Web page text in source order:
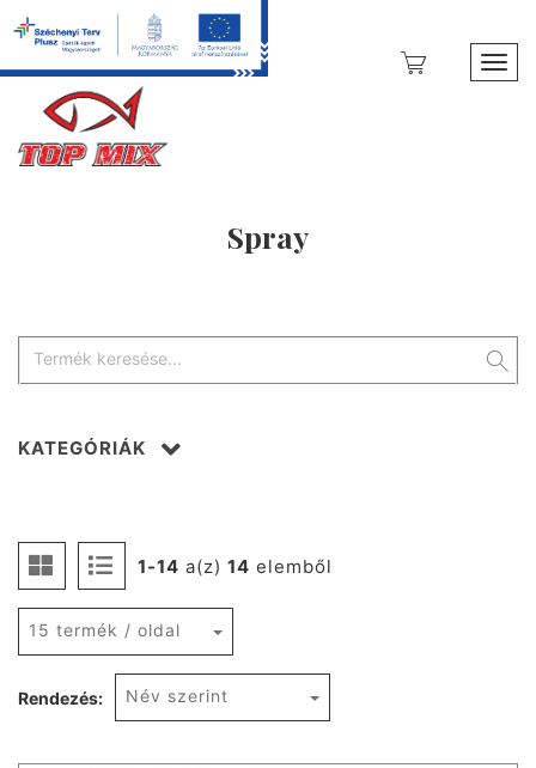
Spray
1-14 a(z) 14 elemből
15 termék / oldal
Rendezés: Név szerint
KATEGÓRIÁK